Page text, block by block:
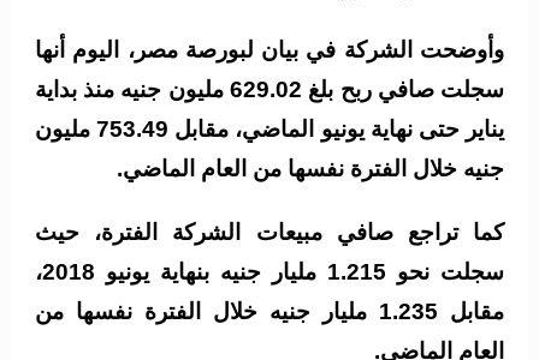
وأوضحت الشركة في بيان لبورصة مصر، اليوم أنها
سجلت صافي ربح بلغ 629.02 مليون جنيه منذ بداية
يناير حتى نهاية يونيو الماضي، مقابل 753.49 مليون
جنيه خلال الفترة نفسها من العام الماضي.
كما تراجع صافي مبيعات الشركة الفترة، حيث
سجلت نحو 1.215 مليار جنيه بنهاية يونيو 2018،
مقابل 1.235 مليار جنيه خلال الفترة نفسها من
العام الماضي.